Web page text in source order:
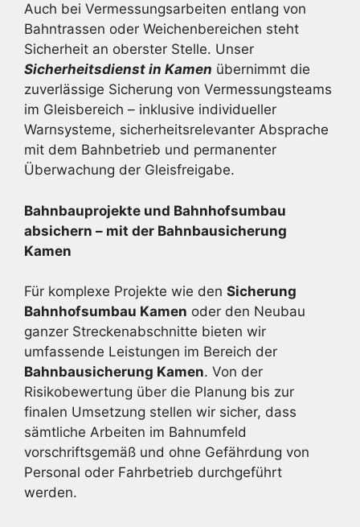
Auch bei Vermessungsarbeiten entlang von
Bahntrassen oder Weichenbereichen steht
Sicherheit an oberster Stelle. Unser
Sicherheitsdienst in Kamen übernimmt die
zuverlässige Sicherung von Vermessungsteams
im Gleisbereich – inklusive individueller
Warnsysteme, sicherheitsrelevanter Absprache
mit dem Bahnbetrieb und permanenter
Überwachung der Gleisfreigabe.
Bahnbauprojekte und Bahnhofsumbau
absichern – mit der Bahnbau­sicherung
Kamen
Für komplexe Projekte wie den Sicherung
Bahnhofsumbau Kamen oder den Neubau
ganzer Streckenabschnitte bieten wir
umfassende Leistungen im Bereich der
Bahnbausicherung Kamen. Von der
Risikobewertung über die Planung bis zur
finalen Umsetzung stellen wir sicher, dass
sämtliche Arbeiten im Bahnumfeld
vorschriftsgemäß und ohne Gefährdung von
Personal oder Fahrbetrieb durchgeführt
werden.